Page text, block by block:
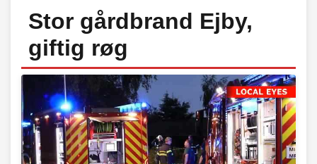
Stor gårdbrand Ejby,
giftig røg